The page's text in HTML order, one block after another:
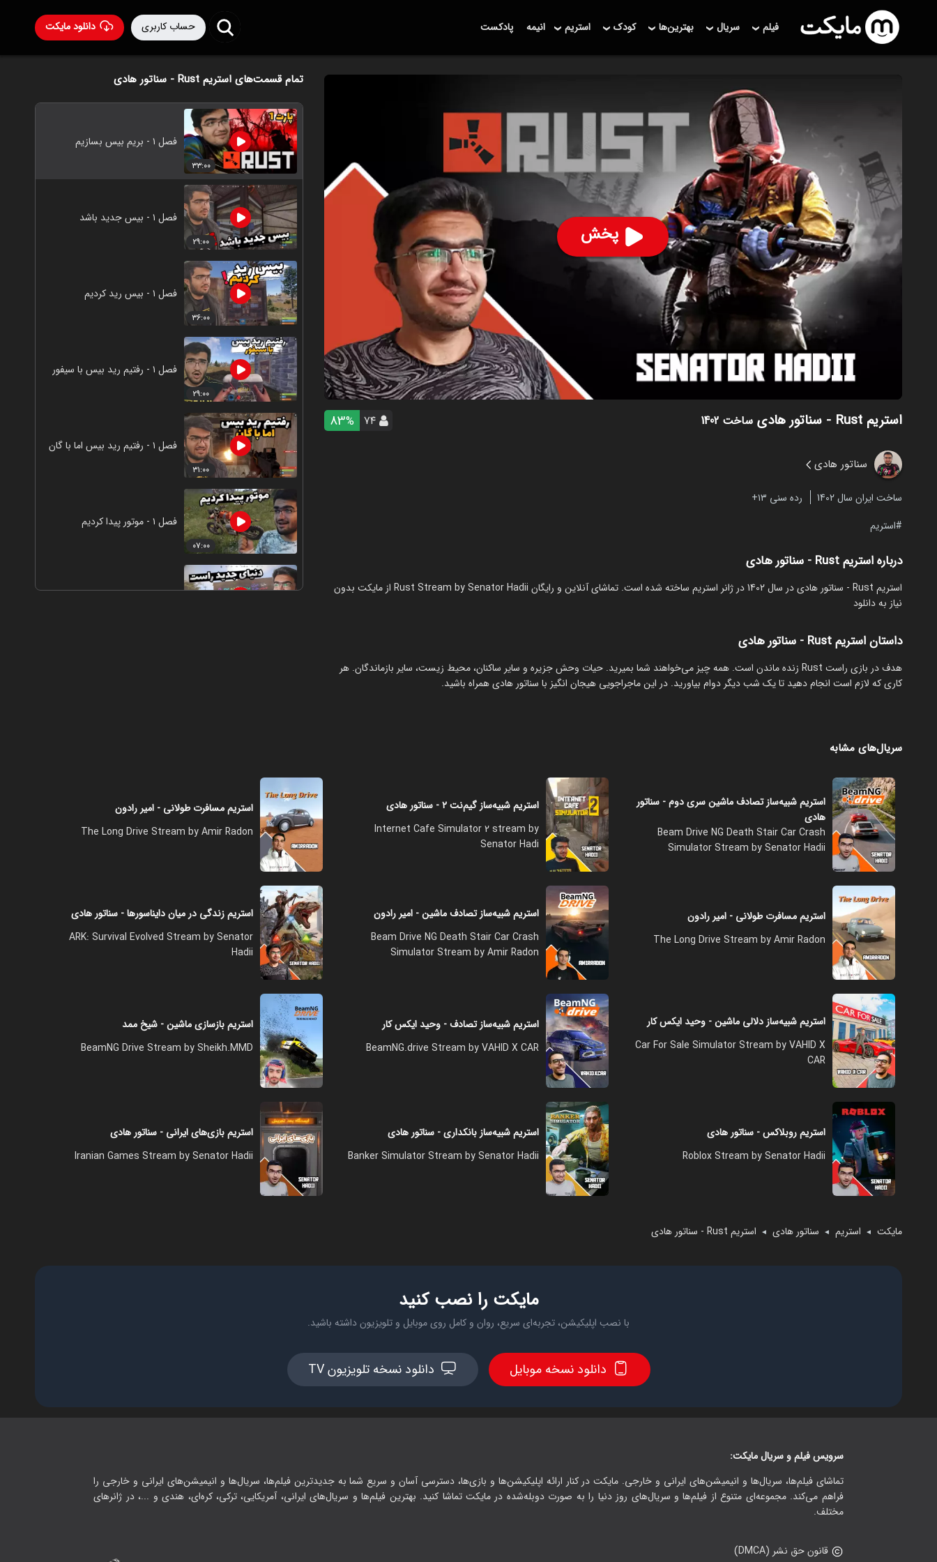
دانلود مایکت حساب کاربری فیلم سریال بهترین‌ها کودک استریم انیمه پادکست
پخش
استریم Rust - سناتور هادی ساخت 1402 ۷۴ 83%
سناتور هادی
ساخت ایران سال 1402
رده سنی ۱۳+
استریم
درباره استریم Rust - سناتور هادی
استریم Rust - سناتور هادی در سال 1402 در ژانر استریم ساخته شده است. تماشای آنلاین و رایگان Rust Stream by Senator Hadii از مایکت بدون
نیاز به دانلود
داستان استریم Rust - سناتور هادی
‏هدف در بازی راست Rust زنده ماندن است. همه چیز می‌خواهند شما بمیرید. حیات وحش جزیره و سایر ساکنان، محیط زیست، سایر بازماندگان. هر
کاری که لازم است انجام دهید تا یک شب دیگر دوام بیاورید. در این ماجراجویی هیجان انگیز با سناتور هادی همراه باشید.
تمام قسمت‌های استریم Rust - سناتور هادی
۳۳:۰۰
فصل ۱ - بریم بیس بسازیم
۲۹:۰۰
فصل ۱ - بیس جدید باشد
۳۶:۰۰
فصل ۱ - بیس رید کردیم
۲۹:۰۰
فصل ۱ - رفتیم رید بیس با سیفور
۳۱:۰۰
فصل ۱ - رفتیم رید بیس اما با گان
۰۷:۰۰
فصل ۱ - موتور پیدا کردیم
فصل ۱ - رید با آتش
فصل ۱ - رید بیس‌های سرور
۳۶:۰۰
فصل ۱ - مکانیکی زدیم
سریال‌های مشابه
استریم شبیه‌ساز تصادف ماشین سری دوم - سناتور
هادی
Beam Drive NG Death Stair Car Crash
Simulator Stream by Senator Hadii
استریم شبیه‌ساز گیم‌نت ۲ - سناتور هادی
Internet Cafe Simulator 2 stream by
Senator Hadi
استریم مسافرت طولانی - امیر رادون
The Long Drive Stream by Amir Radon
استریم مسافرت طولانی - امیر رادون
The Long Drive Stream by Amir Radon
استریم شبیه‌ساز تصادف ماشین - امیر رادون
Beam Drive NG Death Stair Car Crash
Simulator Stream by Amir Radon
استریم زندگی در میان دایناسورها - سناتور هادی
ARK: Survival Evolved Stream by Senator
Hadii
استریم شبیه‌ساز دلالی ماشین - وحید ایکس کار
Car For Sale Simulator Stream by VAHID X
CAR
استریم شبیه‌ساز تصادف - وحید ایکس کار
BeamNG.drive Stream by VAHID X CAR
استریم بازسازی ماشین - شیخ ممد
BeamNG Drive Stream by Sheikh.MMD
استریم روبلاکس - سناتور هادی
Roblox Stream by Senator Hadii
استریم شبیه‌ساز بانکداری - سناتور هادی
Banker Simulator Stream by Senator Hadii
استریم بازی‌های ایرانی - سناتور هادی
Iranian Games Stream by Senator Hadii
مایکت ◄ استریم ◄ سناتور هادی ◄ استریم Rust - سناتور هادی
مایکت را نصب کنید
با نصب اپلیکیشن، تجربه‌ای سریع، روان و کامل روی موبایل و تلویزیون داشته باشید.
دانلود نسخه موبایل دانلود نسخه تلویزیون TV
سرویس فیلم و سریال مایکت:
تماشای فیلم‌ها، سریال‌ها و انیمیشن‌های ایرانی و خارجی. مایکت در کنار ارائه اپلیکیشن‌ها و بازی‌ها، دسترسی آسان و سریع شما به جدیدترین فیلم‌ها، سریال‌ها و انیمیشن‌های ایرانی و خارجی را
فراهم می‌کند. مجموعه‌ای متنوع از فیلم‌ها و سریال‌های روز دنیا را به صورت دوبله‌شده در مایکت تماشا کنید. بهترین فیلم‌ها و سریال‌های ایرانی، آمریکایی، ترکی، کره‌ای، هندی و ...، در ژانرهای
مختلف.
قانون حق نشر (DMCA)